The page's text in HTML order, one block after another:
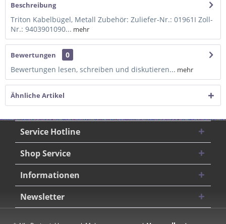
Beschreibung
Triton Kabelbügel, Metall Zubehör: Zuliefer-Nr.: 01961I Zoll-
Nr.: 9403901090... mehr
Bewertungen
0
Bewertungen lesen, schreiben und diskutieren... mehr
Ähnliche Artikel
Service Hotline
Shop Service
Informationen
Newsletter